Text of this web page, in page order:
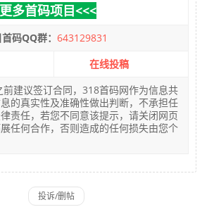
多首码项目<<<
QQ群： 643129831
在线投稿
前建议签订合同，318首码网作为信息共
的真实性及准确性做出判断，不承担任
责任，若您不同意该提示，请关闭网页
任何合作，否则造成的任何损失由您个